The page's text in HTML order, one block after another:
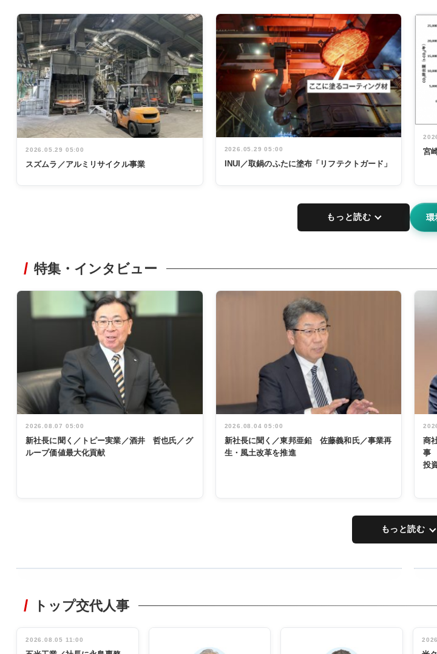
2026.05.29 05:00
スズムラ／アルミリサイクル事業
2026.05.29 05:00
INUI／取鍋のふたに塗布「リフテクトガード」
宮
もっと読む 環
特集・インタビュー
2026.08.07 05:00
新社長に聞く／トピー実業／酒井 哲也氏／グ
ループ価値最大化貢献
2026.08.04 05:00
新社長に聞く／東邦亜鉛 佐藤義和氏／事業再
生・風土改革を推進
商
事
投
もっと読む
非鉄業界で
管理職編
インタビュ
INTERVIEW
念
関
トップ交代人事
2026.08.05 11:00